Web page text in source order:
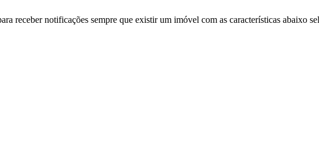
receber notificações sempre que existir um imóvel com as características abaixo